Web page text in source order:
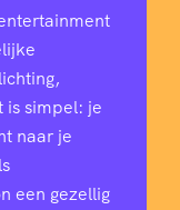
is simpel: je
naar je
een gezellig